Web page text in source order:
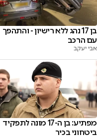
בן 17 נהג ללא רישיון - והתהפך
עם הרכב
אבי יעקב
מפתיע: בן ה-17 מונה לתפקיד
ביטחוני בכיר